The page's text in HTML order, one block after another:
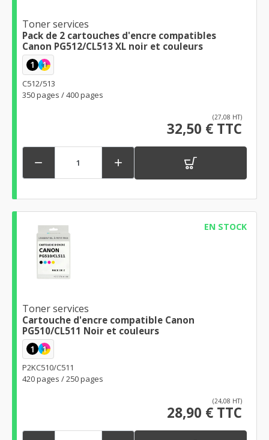
Toner services
Pack de 2 cartouches d'encre compatibles
Canon PG512/CL513 XL noir et couleurs
1 1
C512/513
350 pages / 400 pages
(27,08 HT)
32,50 € TTC
 
EN STOCK
Toner services
Cartouche d'encre compatible Canon
PG510/CL511 Noir et couleurs
1 1
P2KC510/C511
420 pages / 250 pages
(24,08 HT)
28,90 € TTC